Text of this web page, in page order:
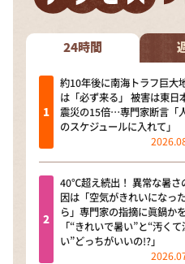
24時間
約10年後に南海トラフ巨大
は「必ず来る」 被害は東日
震災の15倍…専門家断言「
のスケジュールに入れて」
40℃超え続出！ 異常な暑さ
因は「空気がきれいになっ
ら」専門家の指摘に眞鍋か
「“きれいで暑い”と“汚くて
い”どっちがいいの!?」